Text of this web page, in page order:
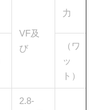
VF及
び
力
（ワ
ッ
ト）
2.8-